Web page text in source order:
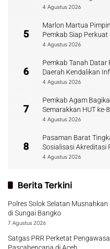
Payakumbuh
4 Agustus 2026
5
Marlon Martua
Pemkab Siap Perkuat
4 Agustus 2026
6
Pemkab Tanah Datar
Daerah Kendalikan
4 Agustus 2026
7
Pemkab Agam
Semarakkan HUT ke-
4 Agustus 2026
8
Pasaman Barat
Sosialisasi Akreditasi
4 Agustus 2026
Berita Terkini
Polres Solok Selatan
di Sungai Bangko
7 Agustus 2026
Satgas PRR Perketat
Pascabencana di Aceh